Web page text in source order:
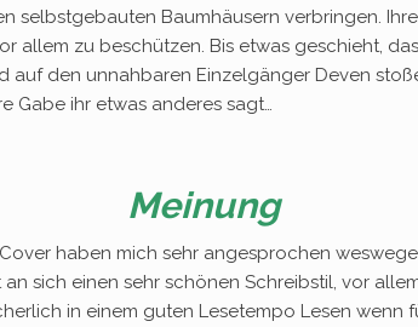
selbstgebauten Baumhäusern verbringen.
allem zu beschützen. Bis etwas geschieht,
auf den unnahbaren Einzelgänger Deven
Gabe ihr etwas anderes sagt…
Meinung
haben mich sehr angesprochen
sich einen sehr schönen Schreibstil, vor
in einem guten Lesetempo Lesen wenn